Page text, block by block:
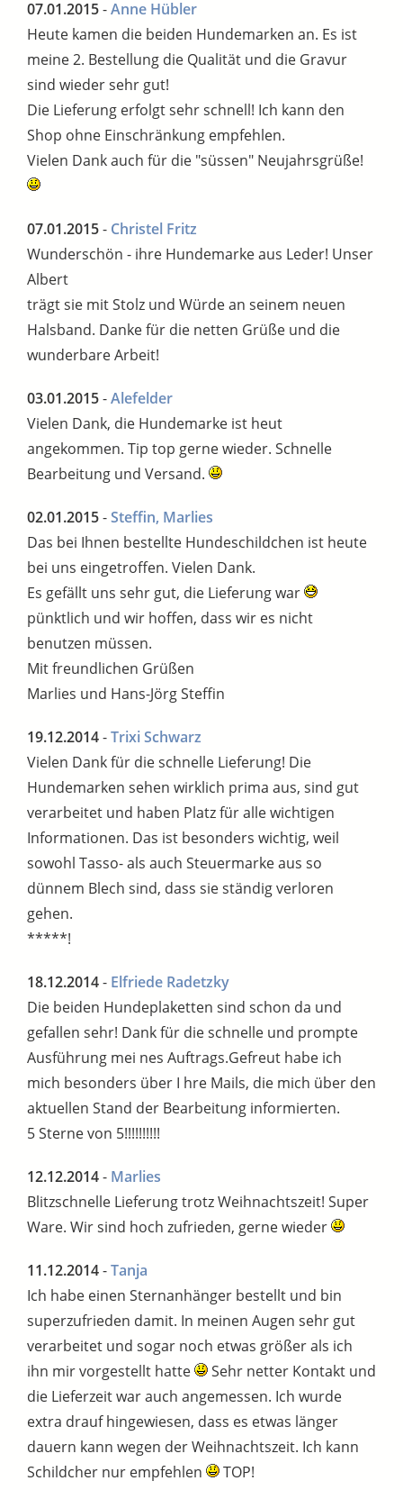
07.01.2015-Anne Hübler
Heute kamen die beiden Hundemarken an. Es ist
meine 2. Bestellung die Qualität und die Gravur
sind wieder sehr gut!
Die Lieferung erfolgt sehr schnell! Ich kann den
Shop ohne Einschränkung empfehlen.
Vielen Dank auch für die "süssen" Neujahrsgrüße!
07.01.2015- Christel Fritz
Wunderschön - ihre Hundemarke aus Leder! Unser
Albert
trägt sie mit Stolz und Würde an seinem neuen
Halsband. Danke für die netten Grüße und die
wunderbare Arbeit!
03.01.2015-Alefelder
Vielen Dank, die Hundemarke ist heut
angekommen. Tip top gerne wieder. Schnelle
Bearbeitung und Versand.
02.01.2015-Steffin, Marlies
Das bei Ihnen bestellte Hundeschildchen ist heute
bei uns eingetroffen. Vielen Dank.
Es gefällt uns sehr gut, die Lieferung war
pünktlich und wir hoffen, dass wir es nicht
benutzen müssen.
Mit freundlichen Grüßen
Marlies und Hans-Jörg Steffin
19.12.2014-Trixi Schwarz
Vielen Dank für die schnelle Lieferung! Die
Hundemarken sehen wirklich prima aus, sind gut
verarbeitet und haben Platz für alle wichtigen
Informationen. Das ist besonders wichtig, weil
sowohl Tasso- als auch Steuermarke aus so
dünnem Blech sind, dass sie ständig verloren
gehen.
*****!
18.12.2014- Elfriede Radetzky
Die beiden Hundeplaketten sind schon da und
gefallen sehr! Dank für die schnelle und prompte
Ausführung mei nes Auftrags.Gefreut habe ich
mich besonders über I hre Mails, die mich über den
aktuellen Stand der Bearbeitung informierten.
5 Sterne von 5!!!!!!!!!!
12.12.2014- Marlies
Blitzschnelle Lieferung trotz Weihnachtszeit! Super
Ware. Wir sind hoch zufrieden, gerne wieder
11.12.2014-Tanja
Ich habe einen Sternanhänger bestellt und bin
superzufrieden damit. In meinen Augen sehr gut
verarbeitet und sogar noch etwas größer als ich
ihn mir vorgestellt hatte
Sehr netter Kontakt und
die Lieferzeit war auch angemessen. Ich wurde
extra drauf hingewiesen, dass es etwas länger
dauern kann wegen der Weihnachtszeit. Ich kann
Schildcher nur empfehlen
TOP!